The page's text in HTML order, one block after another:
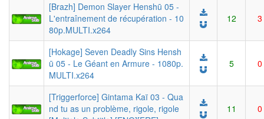
[Brazh] Demon Slayer Henshū 05 -
L'entraînement de récupération - 10
80p.MULTI.x264
12 3
[Hokage] Seven Deadly Sins Hensh
ū 05 - Le Géant en Armure - 1080p.
MULTI.x264
5 0
[Triggerforce] Gintama Kaï 03 - Qua
nd tu as un problème, rigole, rigole
11 0